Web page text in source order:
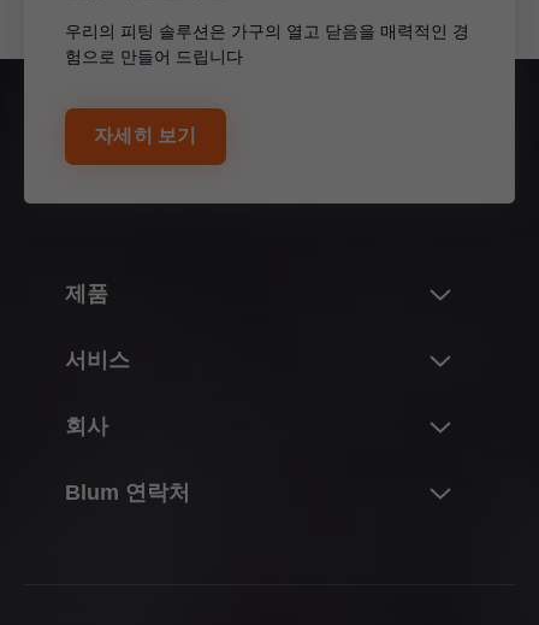
우리의 피팅 솔루션은 가구의 열고 닫음을 매력적인 경
험으로 만들어 드립니다
자세히 보기
제품
리프트 시스템
박스 시스템
서비스
구매 및 주문
회사
Blum 연락처